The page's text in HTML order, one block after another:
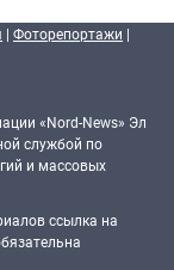
| Фоторепортажи |
«Nord-News» Эл
службой по
и массовых
ссылка на